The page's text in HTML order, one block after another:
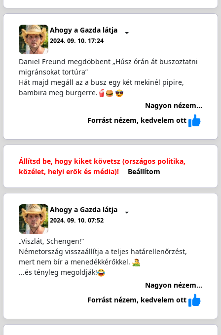
Ahogy a Gazda látja
2024. 09. 10. 17:24
Daniel Freund megdöbbent „Húsz órán át buszoztatni
migránsokat tortúra”
Hát majd megáll az a busz egy két mekinél pipire,
bambira meg burgerre.
Nagyon nézem...
Forrást nézem, kedvelem ott
Állítsd be, hogy kiket követsz (országos politika,
közélet, helyi erők és média)!
Beállítom
Ahogy a Gazda látja
2024. 09. 10. 07:52
„Viszlát, Schengen!“
Németország visszaállítja a teljes határellenőrzést,
mert nem bír a menedékkérőkkel.
...és tényleg megoldják!
Nagyon nézem...
Forrást nézem, kedvelem ott